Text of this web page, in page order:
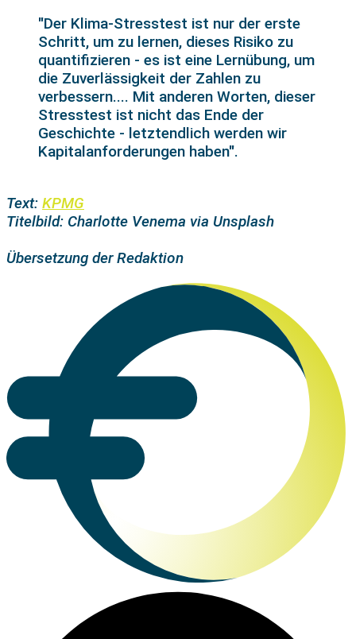
"Der Klima-Stresstest ist nur der erste
Schritt, um zu lernen, dieses Risiko zu
quantifizieren - es ist eine Lernübung, um
die Zuverlässigkeit der Zahlen zu
verbessern.... Mit anderen Worten, dieser
Stresstest ist nicht das Ende der
Geschichte - letztendlich werden wir
Kapitalanforderungen haben".
Text: KPMG
Titelbild: Charlotte Venema via Unsplash
Übersetzung der Redaktion